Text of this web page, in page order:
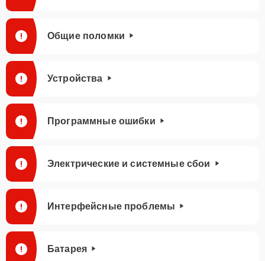
Общие поломки
Устройства
Программные ошибки
Электрические и системные сбои
Интерфейсные проблемы
Батарея